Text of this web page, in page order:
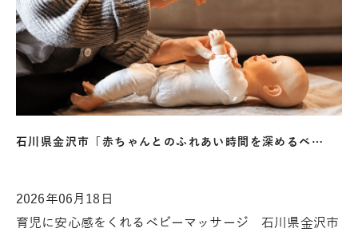
石川県金沢市「赤ちゃんとのふれあい時間を深めるベ…
2026年06月18日
育児に安心感をくれるベビーマッサージ 石川県金沢市